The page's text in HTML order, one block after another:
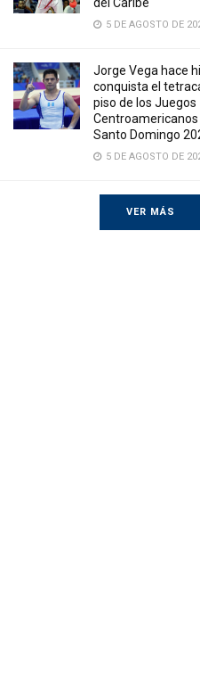
5 DE AGOSTO DE
Jorge Vega hace
conquista el
piso de los Juegos
Centroamericanos
Santo Domingo
5 DE AGOSTO DE
VER MÁS